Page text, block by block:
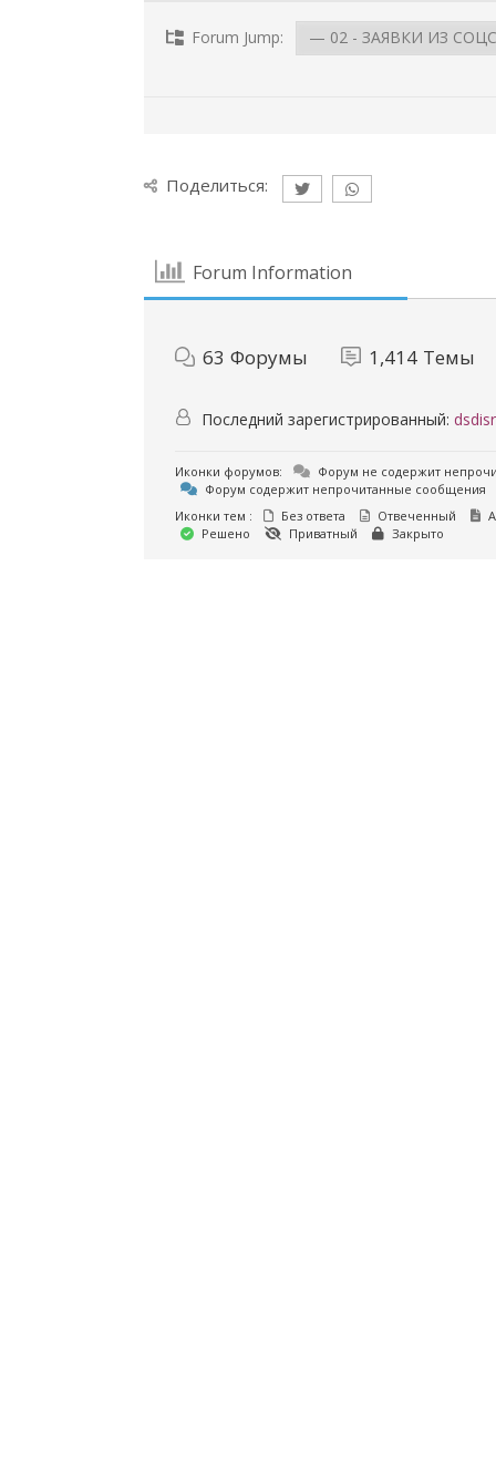
Forum Jump:
Поделиться:
Forum Information
63 Форумы 1,414 Темы
Последний зарегистрированный:
Иконки форумов:
Форум не содержит
Форум содержит непрочитанные сообщения
Иконки тем :
Без ответа Отвеченный
Решено
Приватный Закрыто